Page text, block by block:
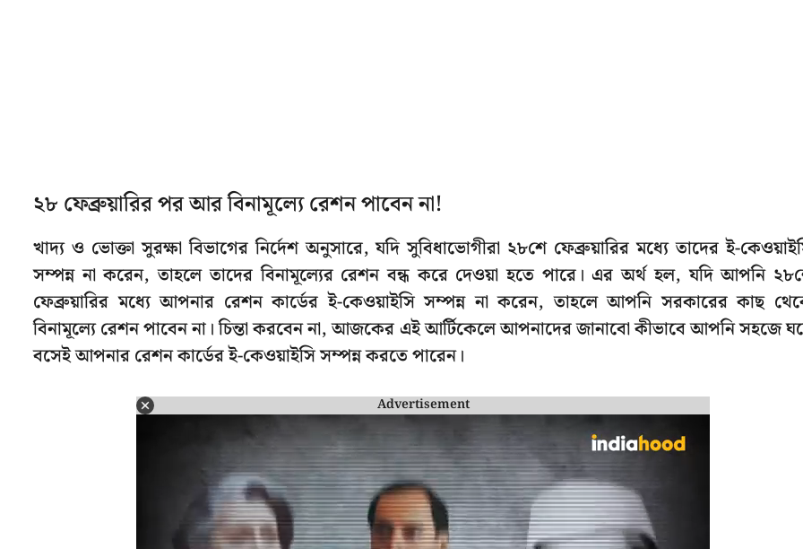
২৮ ফেব্রুয়ারির পর আর বিনামূল্যে রেশন পাবেন না!
খাদ্য ও ভোক্তা সুরক্ষা বিভাগের নির্দেশ অনুসারে, যদি সুবিধাভোগীরা ২৮শে ফেব্রুয়ারির মধ্যে তাদের ই-
সম্পন্ন না করেন, তাহলে তাদের বিনামূল্যের রেশন বন্ধ করে দেওয়া হতে পারে। এর অর্থ হল, যদি আপনি
ফেব্রুয়ারির মধ্যে আপনার রেশন কার্ডের ই-কেওয়াইসি সম্পন্ন না করেন, তাহলে আপনি সরকারের কাছ
বিনামূল্যে রেশন পাবেন না। চিন্তা করবেন না, আজকের এই আর্টিকেলে আপনাদের জানাবো কীভাবে আপনি সহজে
বসেই আপনার রেশন কার্ডের ই-কেওয়াইসি সম্পন্ন করতে পারেন।
Advertisement